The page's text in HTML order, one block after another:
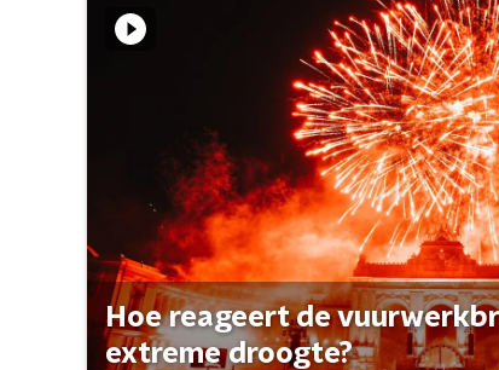
Hoe reageert de
extreme droogte?